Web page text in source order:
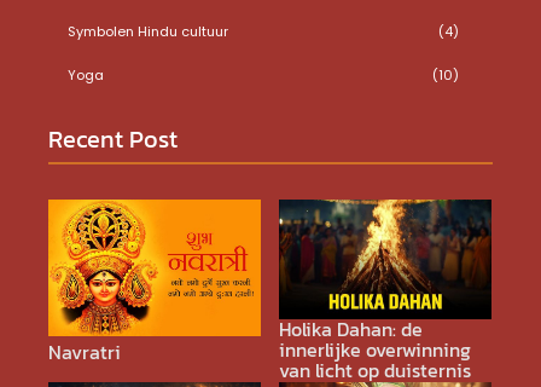
Symbolen Hindu cultuur (4)
Yoga (10)
Recent Post
Navratri
Holika Dahan: de
innerlijke overwinning
van licht op duisternis